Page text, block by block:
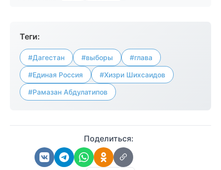
Теги:
#Дагестан #выборы #глава
#Единая Россия #Хизри Шихсаидов
#Рамазан Абдулатипов
Поделиться: